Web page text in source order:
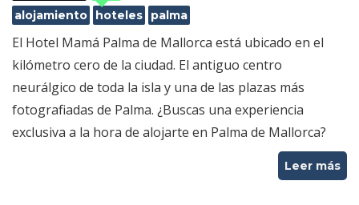
alojamiento
hoteles palma
El Hotel Mamá Palma de Mallorca está ubicado en el
kilómetro cero de la ciudad. El antiguo centro
neurálgico de toda la isla y una de las plazas más
fotografiadas de Palma. ¿Buscas una experiencia
exclusiva a la hora de alojarte en Palma de Mallorca?
Leer más